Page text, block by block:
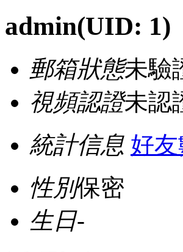
admin(UID: 1)
郵箱狀態未驗
視頻認證未認
統計信息 好友
性別保密
生日-